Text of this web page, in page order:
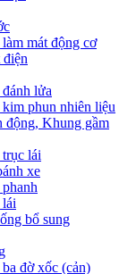
mát động cơ
lửa
phun nhiên liệu
động, Khung gầm
lái
xe
bổ sung
đờ xốc (cản)